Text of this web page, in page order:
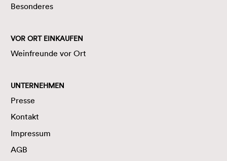
Besonderes
VOR ORT EINKAUFEN
Weinfreunde vor Ort
UNTERNEHMEN
Presse
Kontakt
Impressum
AGB